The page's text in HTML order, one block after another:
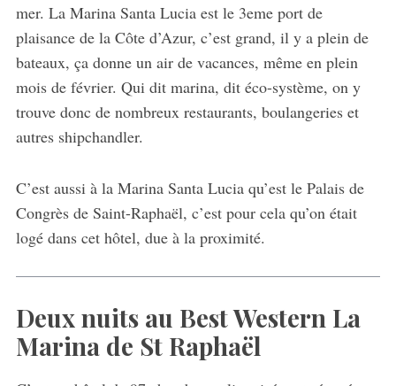
mer. La Marina Santa Lucia est le 3eme port de
plaisance de la Côte d’Azur, c’est grand, il y a plein de
bateaux, ça donne un air de vacances, même en plein
mois de février. Qui dit marina, dit éco-système, on y
trouve donc de nombreux restaurants, boulangeries et
autres shipchandler.
C’est aussi à la Marina Santa Lucia qu’est le Palais de
Congrès de Saint-Raphaël, c’est pour cela qu’on était
logé dans cet hôtel, due à la proximité.
Deux nuits au Best Western La
Marina de St Raphaël